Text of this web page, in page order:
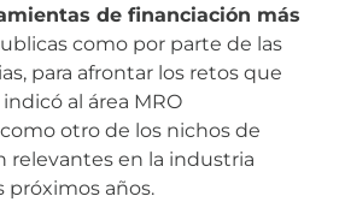
de financiación más
como por parte de las
para afrontar los retos que
al área MRO
otro de los nichos de
relevantes en la industria
próximos años.